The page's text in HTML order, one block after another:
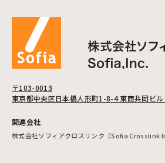
〒103-0013
東京都中央区日本橋人形町1-8-4 東商共同ビ
関連会社
株式会社ソフィアクロスリンク（Sofia Crosslink